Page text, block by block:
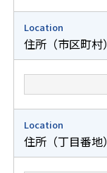
Location
住所（市区町村）
Location
住所（丁目番地）